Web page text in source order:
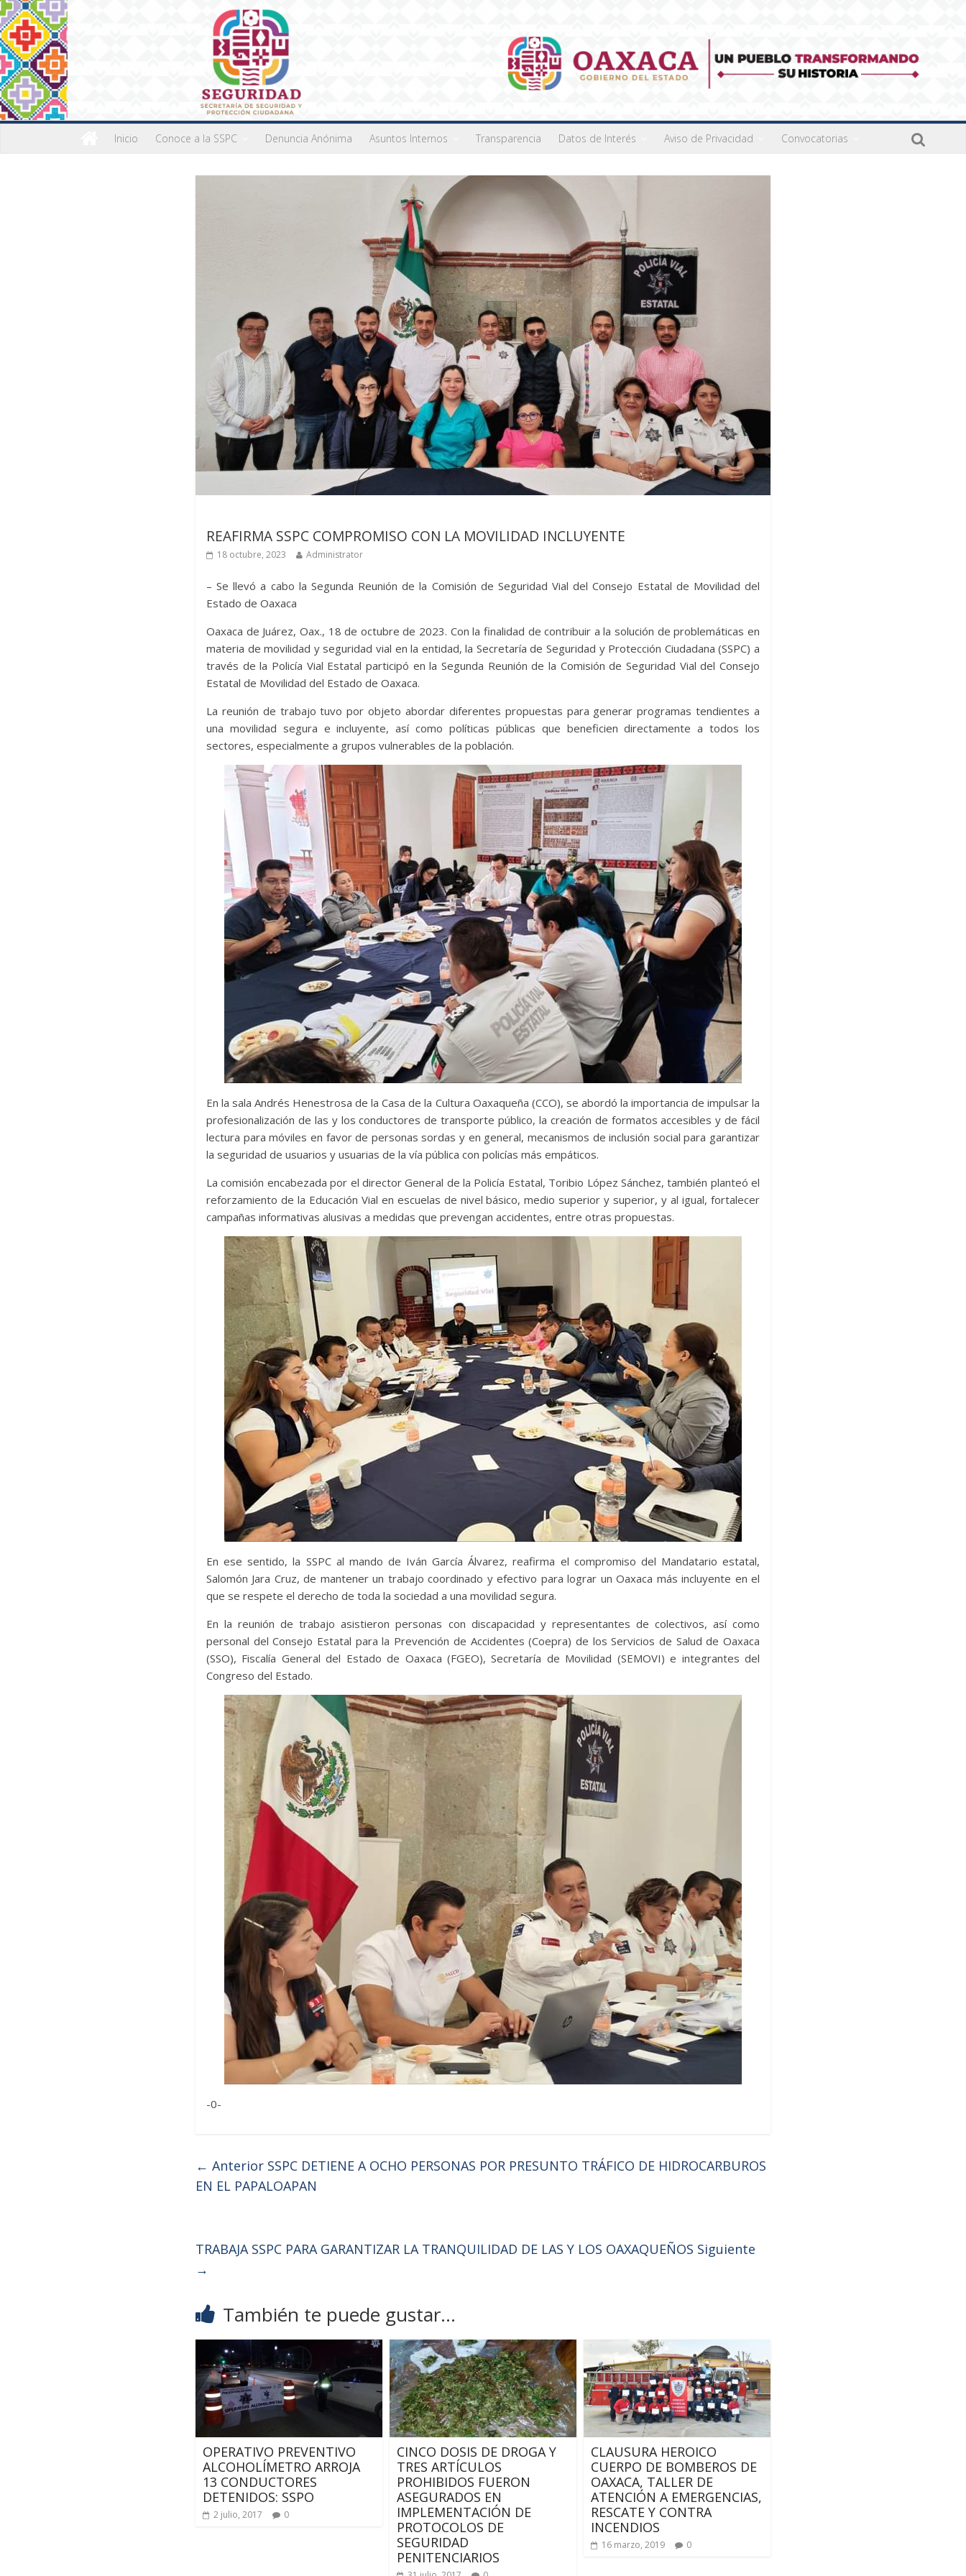
Inicio Conoce a la SSPC Denuncia Anónima Asuntos Internos Transparencia Datos de Interés Aviso de Privacidad Convocatorias
REAFIRMA SSPC COMPROMISO CON LA MOVILIDAD INCLUYENTE
18 octubre, 2023 Administrator
– Se llevó a cabo la Segunda Reunión de la Comisión de Seguridad Vial del Consejo Estatal de Movilidad del
Estado de Oaxaca
Oaxaca de Juárez, Oax., 18 de octubre de 2023. Con la finalidad de contribuir a la solución de problemáticas en
materia de movilidad y seguridad vial en la entidad, la Secretaría de Seguridad y Protección Ciudadana (SSPC) a
través de la Policía Vial Estatal participó en la Segunda Reunión de la Comisión de Seguridad Vial del Consejo
Estatal de Movilidad del Estado de Oaxaca.
La reunión de trabajo tuvo por objeto abordar diferentes propuestas para generar programas tendientes a
una movilidad segura e incluyente, así como políticas públicas que beneficien directamente a todos los
sectores, especialmente a grupos vulnerables de la población.
En la sala Andrés Henestrosa de la Casa de la Cultura Oaxaqueña (CCO), se abordó la importancia de impulsar la
profesionalización de las y los conductores de transporte público, la creación de formatos accesibles y de fácil
lectura para móviles en favor de personas sordas y en general, mecanismos de inclusión social para garantizar
la seguridad de usuarios y usuarias de la vía pública con policías más empáticos.
La comisión encabezada por el director General de la Policía Estatal, Toribio López Sánchez, también planteó el
reforzamiento de la Educación Vial en escuelas de nivel básico, medio superior y superior, y al igual, fortalecer
campañas informativas alusivas a medidas que prevengan accidentes, entre otras propuestas.
En ese sentido, la SSPC al mando de Iván García Álvarez, reafirma el compromiso del Mandatario estatal,
Salomón Jara Cruz, de mantener un trabajo coordinado y efectivo para lograr un Oaxaca más incluyente en el
que se respete el derecho de toda la sociedad a una movilidad segura.
En la reunión de trabajo asistieron personas con discapacidad y representantes de colectivos, así como
personal del Consejo Estatal para la Prevención de Accidentes (Coepra) de los Servicios de Salud de Oaxaca
(SSO), Fiscalía General del Estado de Oaxaca (FGEO), Secretaría de Movilidad (SEMOVI) e integrantes del
Congreso del Estado.
-0-
← Anterior SSPC DETIENE A OCHO PERSONAS POR PRESUNTO TRÁFICO DE HIDROCARBUROS
EN EL PAPALOAPAN
TRABAJA SSPC PARA GARANTIZAR LA TRANQUILIDAD DE LAS Y LOS OAXAQUEÑOS Siguiente
→
También te puede gustar...
OPERATIVO PREVENTIVO
ALCOHOLÍMETRO ARROJA
13 CONDUCTORES
DETENIDOS: SSPO
2 julio, 2017 0
CINCO DOSIS DE DROGA Y
TRES ARTÍCULOS
PROHIBIDOS FUERON
ASEGURADOS EN
IMPLEMENTACIÓN DE
PROTOCOLOS DE
SEGURIDAD
PENITENCIARIOS
CLAUSURA HEROICO
CUERPO DE BOMBEROS DE
OAXACA, TALLER DE
ATENCIÓN A EMERGENCIAS,
RESCATE Y CONTRA
INCENDIOS
16 marzo, 2019 0